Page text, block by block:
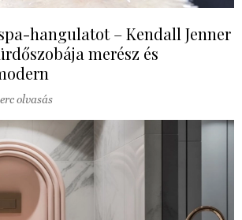
hangulatot – Kendall Jenner
merész és
olvasás